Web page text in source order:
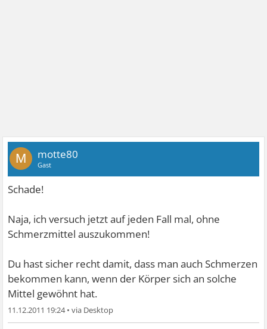
M motte80
Gast
Schade!
Naja, ich versuch jetzt auf jeden Fall mal, ohne
Schmerzmittel auszukommen!
Du hast sicher recht damit, dass man auch Schmerzen
bekommen kann, wenn der Körper sich an solche
Mittel gewöhnt hat.
11.12.2011 19:24•